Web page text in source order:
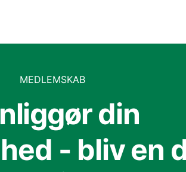
MEDLEMSKAB
din
- bliv en